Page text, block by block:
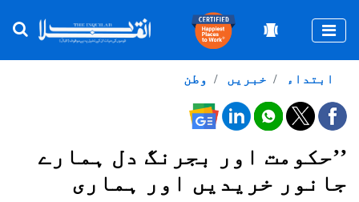
وطن خبریں ابتداء
’’حکومت اور بجرنگ دل ہمارے
جانور خریدیں اور ہماری